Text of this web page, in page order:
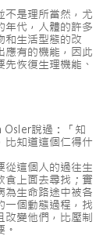
不是理所當然，尤
年代，人體的許多
和生活型態的改
應有的機能，因此
恢復生理機能、
說過：「知
比知道這個仁得什
從這個人的過往生
食上面去尋找；實
為生命路途中被各
一個動態過程，找
改變他們，比壓制